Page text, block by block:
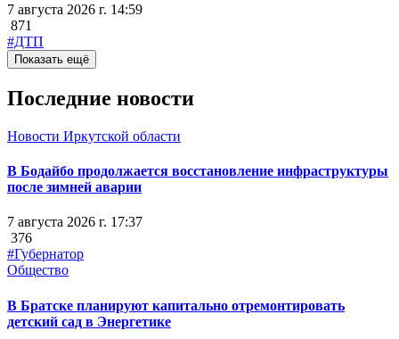
7 августа 2026 г. 14:59
871
#ДТП
Показать ещё
Последние новости
Новости Иркутской области
В Бодайбо продолжается восстановление инфраструктуры
после зимней аварии
7 августа 2026 г. 17:37
376
#Губернатор
Общество
В Братске планируют капитально отремонтировать
детский сад в Энергетике